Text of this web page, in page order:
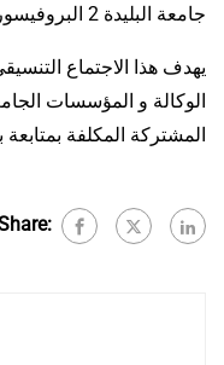
جامعة البليدة 2 البروفيسور ادل مزوغ و إطارات الوكالة.
يهدف هذا الاجتماع
الوكالة و المؤسسات
المشتركة المكلفة بمتابعة